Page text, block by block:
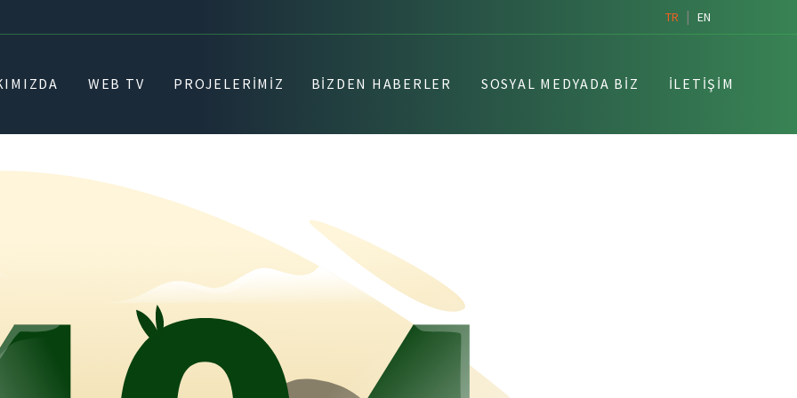
TR | EN
WEB TV PROJELERIMIZ BIZDEN HABERLER SOSYAL MEDYADA BIZ İLETIŞIM